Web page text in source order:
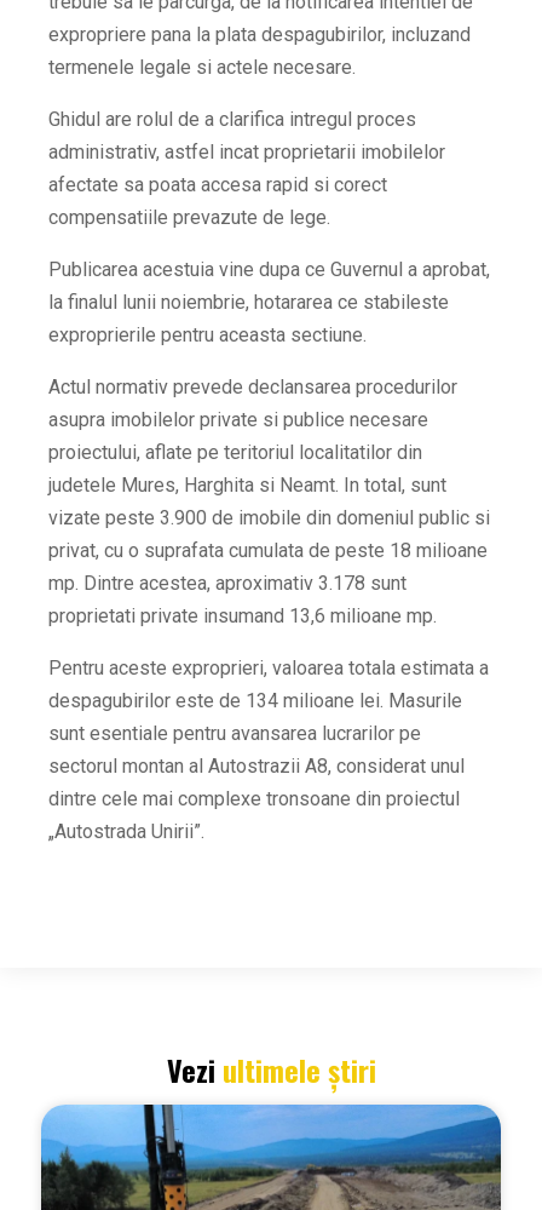
expropriere pana la plata despagubirilor, incluzand
termenele legale si actele necesare.
Ghidul are rolul de a clarifica intregul proces
administrativ, astfel incat proprietarii imobilelor
afectate sa poata accesa rapid si corect
compensatiile prevazute de lege.
Publicarea acestuia vine dupa ce Guvernul a aprobat,
la finalul lunii noiembrie, hotararea ce stabileste
exproprierile pentru aceasta sectiune.
Actul normativ prevede declansarea procedurilor
asupra imobilelor private si publice necesare
proiectului, aflate pe teritoriul localitatilor din
judetele Mures, Harghita si Neamt. In total, sunt
vizate peste 3.900 de imobile din domeniul public si
privat, cu o suprafata cumulata de peste 18 milioane
mp. Dintre acestea, aproximativ 3.178 sunt
proprietati private insumand 13,6 milioane mp.
Pentru aceste exproprieri, valoarea totala estimata a
despagubirilor este de 134 milioane lei. Masurile
sunt esentiale pentru avansarea lucrarilor pe
sectorul montan al Autostrazii A8, considerat unul
dintre cele mai complexe tronsoane din proiectul
„Autostrada Unirii”.
Vezi ultimele știri